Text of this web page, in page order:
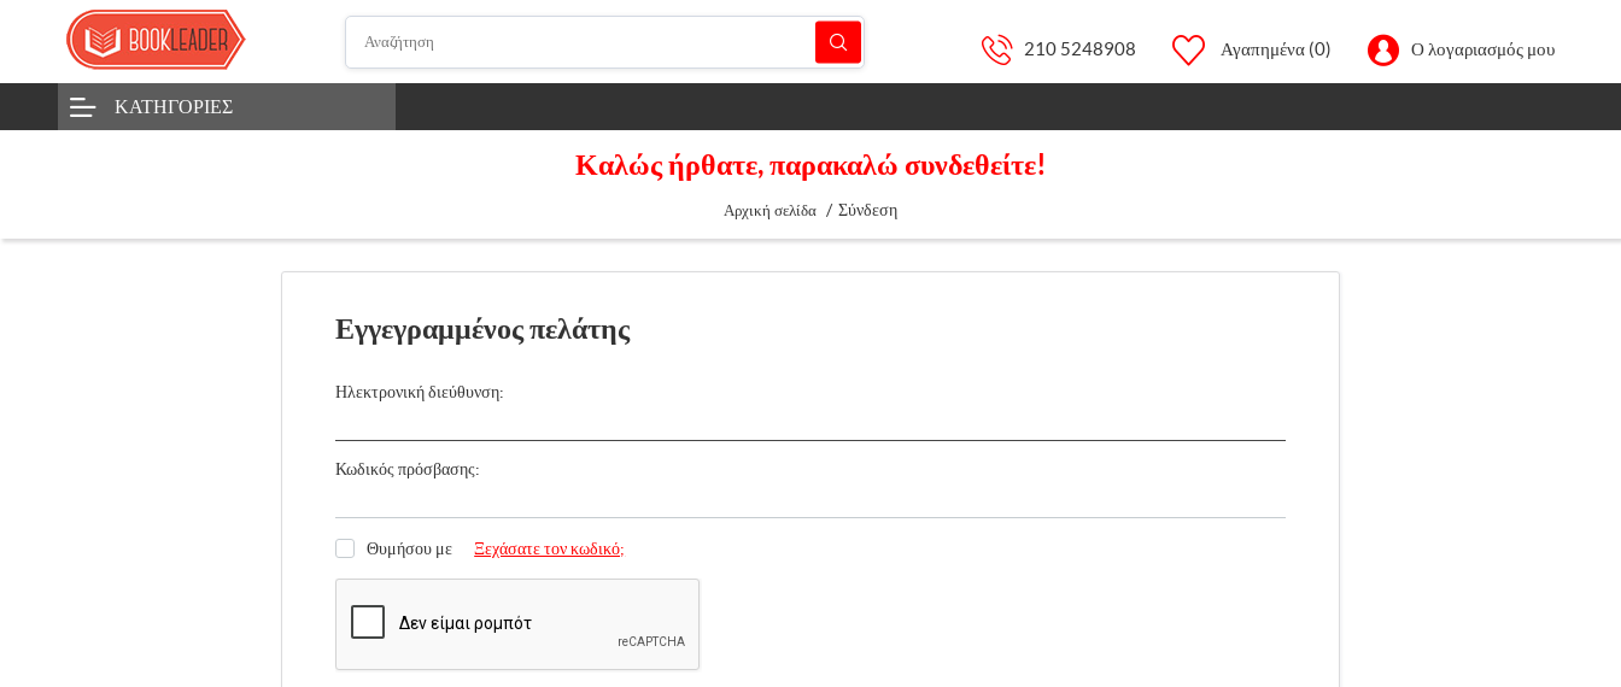
210 5248908 Αγαπημένα (0) Ο λογαριασμός μου
ΚΑΤΗΓΟΡΊΕΣ
Καλώς ήρθατε, παρακαλώ συνδεθείτε!
Αρχική σελίδα / Σύνδεση
Εγγεγραμμένος πελάτης
Ηλεκτρονική διεύθυνση:
Κωδικός πρόσβασης:
Θυμήσου με Ξεχάσατε τον κωδικό;